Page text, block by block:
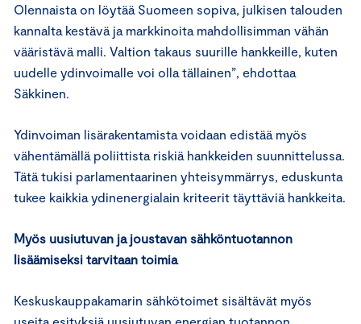
Olennaista on löytää Suomeen sopiva, julkisen talouden
kannalta kestävä ja markkinoita mahdollisimman vähän
vääristävä malli. Valtion takaus suurille hankkeille, kuten
uudelle ydinvoimalle voi olla tällainen”, ehdottaa
Säkkinen.
Ydinvoiman lisärakentamista voidaan edistää myös
vähentämällä poliittista riskiä hankkeiden suunnittelussa.
Tätä tukisi parlamentaarinen yhteisymmärrys, eduskunta
tukee kaikkia ydinenergialain kriteerit täyttäviä hankkeita.
Myös uusiutuvan ja joustavan sähköntuotannon
lisäämiseksi tarvitaan toimia
Keskuskauppakamarin sähkötoimet sisältävät myös